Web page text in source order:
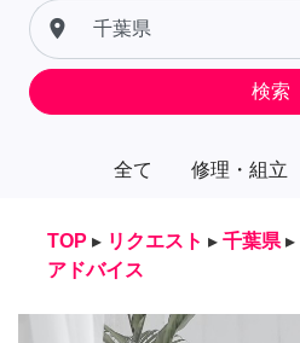
全て 修理・組立
place
検索
TOP ▸ リクエスト ▸ 千葉県 ▸
アドバイス